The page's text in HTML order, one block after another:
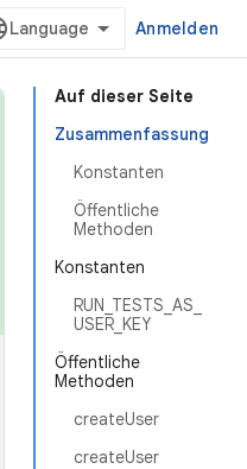
Anmelden
Auf dieser Seite
Zusammenfassung
Konstanten
Öffentliche
Methoden
Konstanten
RUN_TESTS_AS_
USER_KEY
Öffentliche
Methoden
createUser
createUser